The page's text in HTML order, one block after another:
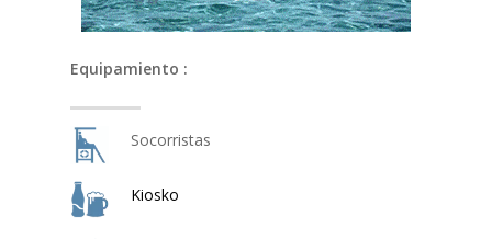
Equipamiento :
Socorristas
Kiosko